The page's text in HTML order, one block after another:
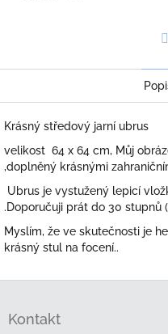
Krásný středový jarní ubrus
velikost 64 x 64 cm, Můj
,doplněný krásnými
Ubrus je vystužený lepicí
.Doporučuji prát do 30 stupnů
Myslím, že ve skutečnosti je
krásný stul na focení..
Kontakt